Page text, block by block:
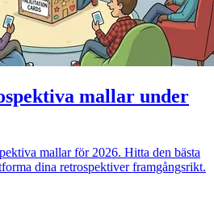
mallar under
mallar för 2026. Hitta den bästa
dina retrospektiver framgångsrikt.